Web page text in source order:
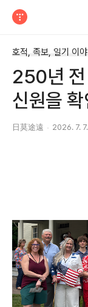
호적, 족보, 일기 이
250년 전
신원을
日莫途遠 2026. 7.